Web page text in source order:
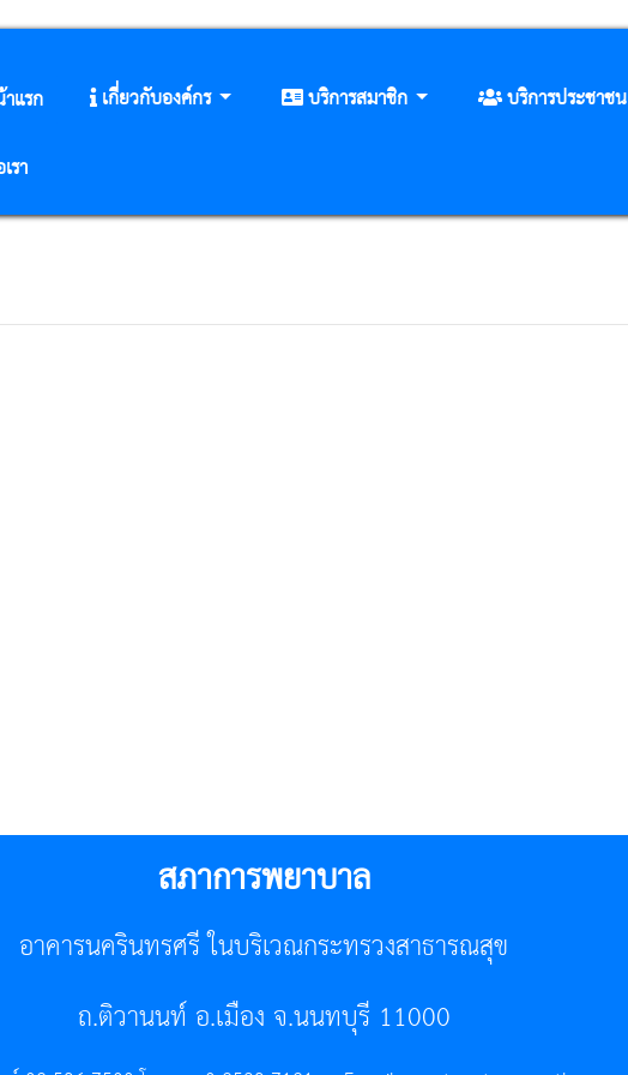
แรก เกี่ยวกับองค์กร บริการสมาชิก บริการประชาชน
รา
สภาการพยาบาล
อาคารนครินทรศรี ในบริเวณกระทรวงสาธารณสุข
ถ.ติวานนท์ อ.เมือง จ.นนทบุรี 11000